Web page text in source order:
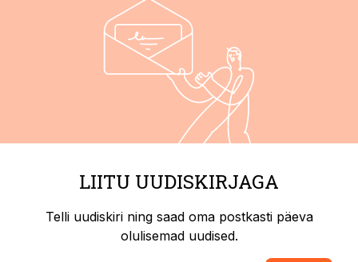
LIITU UUDISKIRJAGA
Telli uudiskiri ning saad oma postkasti päeva
olulisemad uudised.